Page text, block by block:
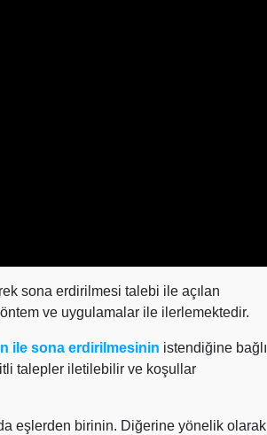
sona erdirilmesi talebi ile açılan
ve uygulamalar ile ilerlemektedir.
ile sona erdirilmesinin istendiğine bağlı
talepler iletilebilir ve koşullar
eşlerden birinin. Diğerine yönelik olarak